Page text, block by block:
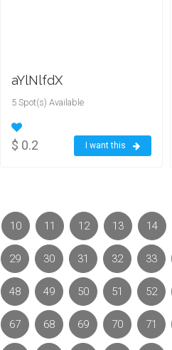
aYlNlfdX
5 Spot(s) Available
$ 0.2 I want this
10 11 12 13 14
29 30 31 32 33
48 49 50 51 52
67 68 69 70 71